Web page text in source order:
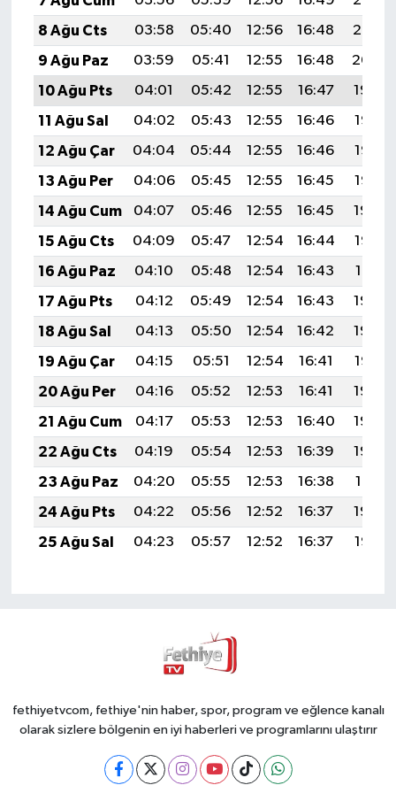
8 Ağu Cts
03:58 05:40 12:56 16:48
20:02
9 Ağu Paz
03:59 05:41 12:55 16:48
20:00
10 Ağu Pts
04:01 05:42 12:55 16:47
19:59
11 Ağu Sal
04:02 05:43 12:55 16:46
19:58
12 Ağu Çar
04:04 05:44 12:55 16:46
19:57
13 Ağu Per
04:06 05:45 12:55 16:45
19:55
14 Ağu Cum
04:07 05:46 12:55 16:45
19:54
15 Ağu Cts
04:09 05:47 12:54 16:44
19:52
16 Ağu Paz
04:10 05:48 12:54 16:43
19:51
17 Ağu Pts
04:12 05:49 12:54 16:43
19:50
18 Ağu Sal
04:13 05:50 12:54 16:42
19:48
19 Ağu Çar
04:15 05:51 12:54 16:41
19:47
20 Ağu Per
04:16 05:52 12:53 16:41
19:45
21 Ağu Cum
04:17 05:53 12:53 16:40
19:44
22 Ağu Cts
04:19 05:54 12:53 16:39
19:42
23 Ağu Paz
04:20 05:55 12:53 16:38
19:41
24 Ağu Pts
04:22 05:56 12:52 16:37
19:39
25 Ağu Sal
04:23 05:57 12:52 16:37 19:38
fethiyetvcom, fethiye'nin haber, spor, program ve eğlence kanalı
olarak sizlere bölgenin en iyi haberleri ve programlarını ulaştırır